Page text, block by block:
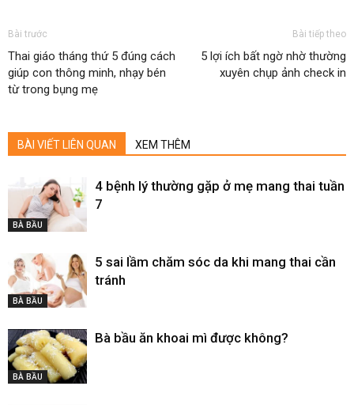
Bài trước
Thai giáo tháng thứ 5 đúng cách
giúp con thông minh, nhạy bén
từ trong bụng mẹ
Bài tiếp theo
5 lợi ích bất ngờ nhờ thường
xuyên chụp ảnh check in
BÀI VIẾT LIÊN QUAN XEM THÊM
BÀ BẦU
4 bệnh lý thường gặp ở mẹ mang thai tuần
7
BÀ BẦU
5 sai lầm chăm sóc da khi mang thai cần
tránh
BÀ BẦU
Bà bầu ăn khoai mì được không?